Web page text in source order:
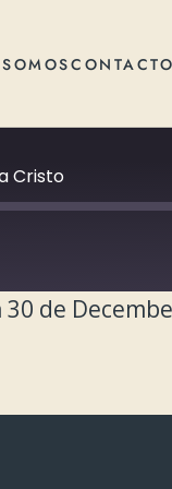
Cristo
30 de